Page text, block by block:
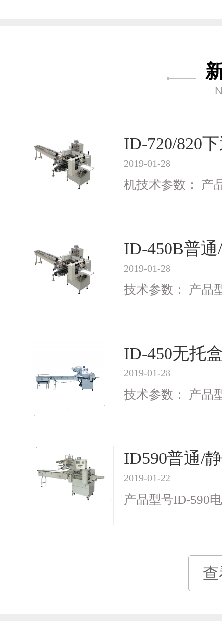
ID-720/820
2019-01-28
机技术参数： 产
ID-450B普
2019-01-28
技术参数： 产品
ID-450无托
2019-01-28
技术参数： 产品
ID590普通/
2019-01-22
产品型号ID-590